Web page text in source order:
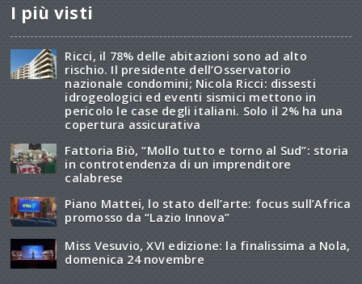
I più visti
Ricci, il 78% delle abitazioni sono ad alto
rischio. Il presidente dell’Osservatorio
nazionale condomini; Nicola Ricci: dissesti
idrogeologici ed eventi sismici mettono in
pericolo le case degli italiani. Solo il 2% ha una
copertura assicurativa
Fattoria Biò, “Mollo tutto e torno al Sud”: storia
in controtendenza di un imprenditore
calabrese
Piano Mattei, lo stato dell’arte: focus sull’Africa
promosso da “Lazio Innova”
Miss Vesuvio, XVI edizione: la finalissima a Nola,
domenica 24 novembre